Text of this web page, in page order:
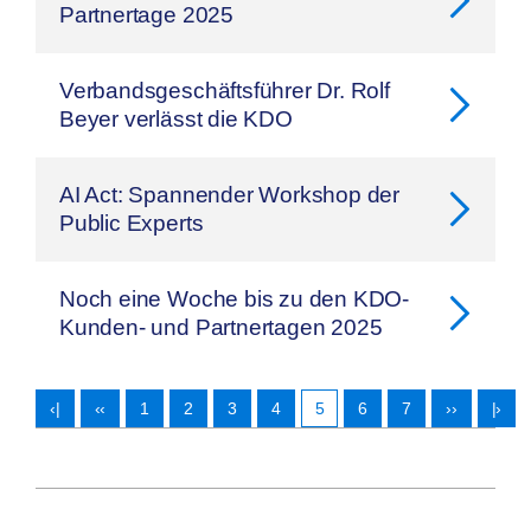
Partnertage 2025
Verbandsgeschäftsführer Dr. Rolf
Beyer verlässt die KDO
AI Act: Spannender Workshop der
Public Experts
Noch eine Woche bis zu den KDO-
Kunden- und Partnertagen 2025
‹| ‹‹ 1 2 3 4 5 6 7 ›› |›